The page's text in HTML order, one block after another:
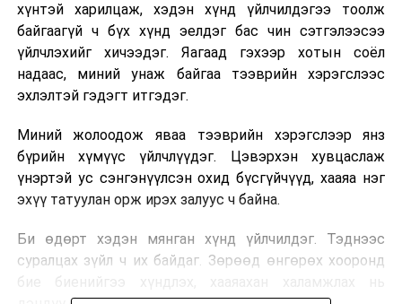
хүнтэй харилцаж, хэдэн хүнд үйлчилдэгээ тоолж
байгаагүй ч бүх хүнд эелдэг бас чин сэтгэлээсээ
үйлчлэхийг хичээдэг. Яагаад гэхээр хотын соёл
надаас, миний унаж байгаа тээврийн хэрэгслээс
эхлэлтэй гэдэгт итгэдэг.
Миний жолоодож яваа тээврийн хэрэгслээр янз
бүрийн хүмүүс үйлчлүүдэг. Цэвэрхэн хувцаслаж
үнэртэй ус сэнгэнүүлсэн охид бүсгүйчүүд, хааяа нэг
эхүү татуулан орж ирэх залуус ч байна.
Би өдөрт хэдэн мянган хүнд үйлчилдэг. Тэднээс
суралцах зүйл ч их байдаг. Зөрөөд өнгөрөх хооронд